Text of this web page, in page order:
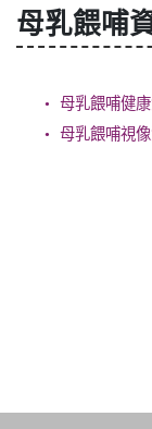
母乳餵哺
母乳餵哺健
母乳餵哺視